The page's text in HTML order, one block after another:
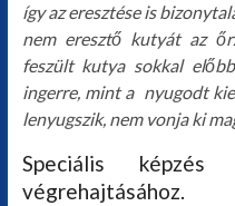
így az eresztése is
nem eresztő kutyát az
feszült kutya sokkal
ingerre, mint a nyugodt
lenyugszik, nem vonja ki
Speciális
végrehajtásához.